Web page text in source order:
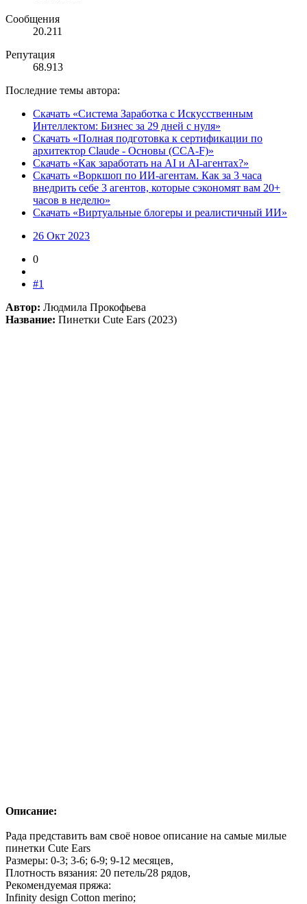
Сообщения
20.211
Репутация
68.913
Последние темы автора:
Скачать «Система Заработка с Искусственным
Интеллектом: Бизнес за 29 дней с нуля»
Скачать «Полная подготовка к сертификации по
архитектор Claude - Основы (CCA-F)»
Скачать «Как заработать на AI и AI-агентах?»
Скачать «Воркшоп по ИИ-агентам. Как за 3 часа
внедрить себе 3 агентов, которые сэкономят вам 20+
часов в неделю»
Скачать «Виртуальные блогеры и реалистичный ИИ»
26 Окт 2023
0
#1
Автор: Людмила Прокофьева
Название: Пинетки Cute Ears (2023)
Описание:
Рада представить вам своё новое описание на самые милые
пинетки Cute Ears
Размеры: 0-3; 3-6; 6-9; 9-12 месяцев,
Плотность вязания: 20 петель/28 рядов,
Рекомендуемая пряжа:
Infinity design Cotton merino;